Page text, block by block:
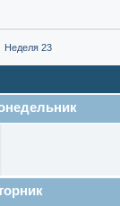
Неделя 23